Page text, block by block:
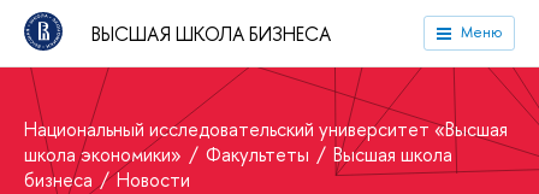
ВЫСШАЯ ШКОЛА БИЗНЕСА Меню
Национальный исследовательский университет «Высшая
школа экономики»
Факультеты
Высшая школа
бизнеса
Новости